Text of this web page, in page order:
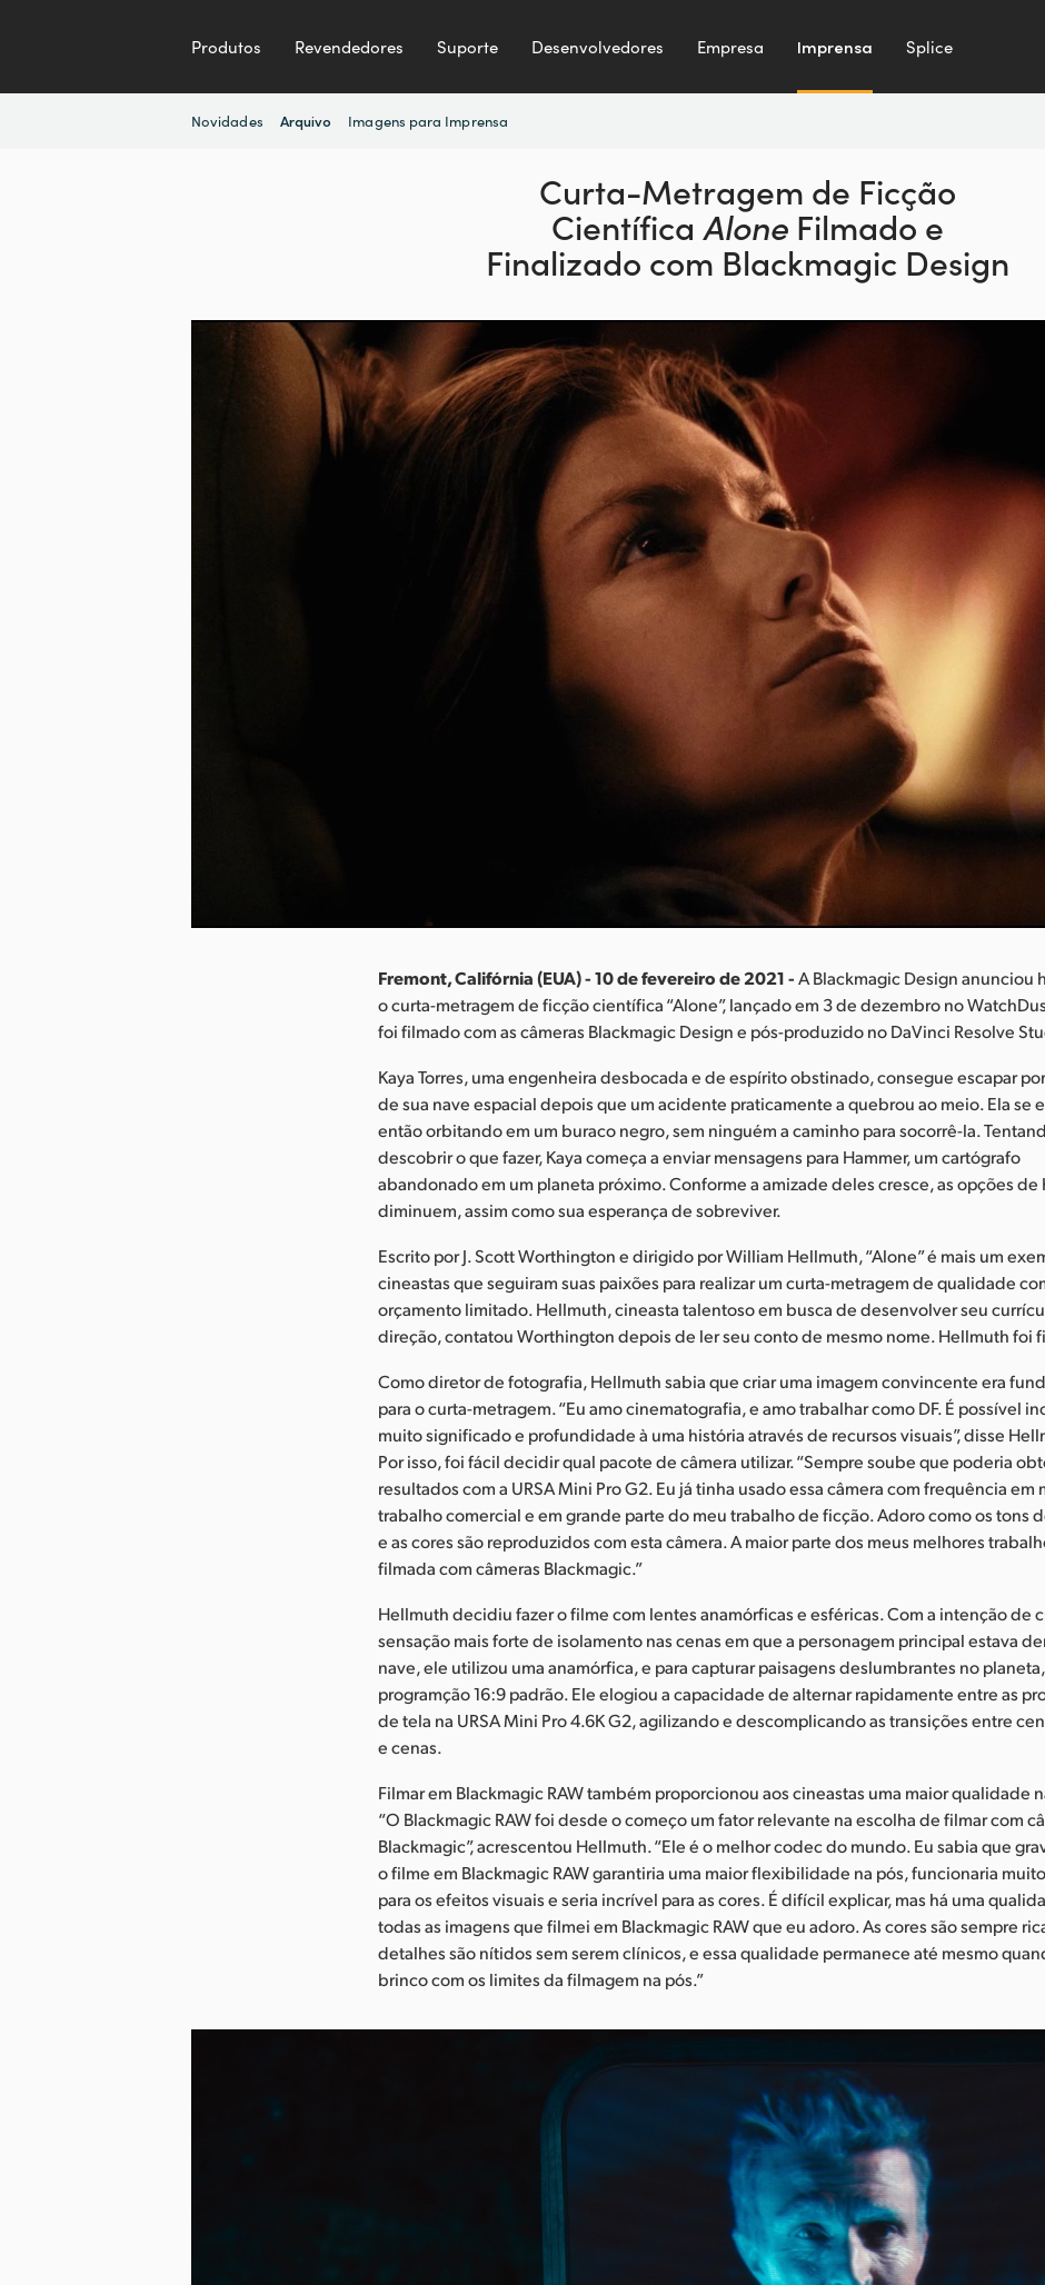
Produtos Revendedores Suporte Desenvolvedores Empresa Imprensa Splice
Novidades Arquivo Imagens para Imprensa
Curta-Metragem de Ficção
Científica AloneFilmado e
Finalizado com Blackmagic Design
Fremont, Califórnia (EUA) - 10 de fevereiro de 2021 -A Blackmagic Design anunciou
o curta-metragem de ficção científica “Alone”, lançado em 3 de dezembro no
foi filmado com as câmeras Blackmagic Design e pós-produzido no DaVinci Resolve
Kaya Torres, uma engenheira desbocada e de espírito obstinado, consegue escapar
de sua nave espacial depois que um acidente praticamente a quebrou ao meio. Ela se
então orbitando em um buraco negro, sem ninguém a caminho para socorrê-la.
descobrir o que fazer, Kaya começa a enviar mensagens para Hammer, um cartógrafo
abandonado em um planeta próximo. Conforme a amizade deles cresce, as opções de
diminuem, assim como sua esperança de sobreviver.
Escrito por J. Scott Worthington e dirigido por William Hellmuth, “Alone” é mais um
cineastas que seguiram suas paixões para realizar um curta-metragem de qualidade
orçamento limitado. Hellmuth, cineasta talentoso em busca de desenvolver seu
direção, contatou Worthington depois de ler seu conto de mesmo nome. Hellmuth foi
Como diretor de fotografia, Hellmuth sabia que criar uma imagem convincente era
para o curta-metragem. “Eu amo cinematografia, e amo trabalhar como DF. É possível
muito significado e profundidade à uma história através de recursos visuais”, disse
Por isso, foi fácil decidir qual pacote de câmera utilizar. “Sempre soube que poderia
resultados com a URSA Mini Pro G2. Eu já tinha usado essa câmera com frequência em
trabalho comercial e em grande parte do meu trabalho de ficção. Adoro como os tons
e as cores são reproduzidos com esta câmera. A maior parte dos meus melhores
filmada com câmeras Blackmagic.”
Hellmuth decidiu fazer o filme com lentes anamórficas e esféricas. Com a intenção de
sensação mais forte de isolamento nas cenas em que a personagem principal estava
nave, ele utilizou uma anamórfica, e para capturar paisagens deslumbrantes no
programção 16:9 padrão. Ele elogiou a capacidade de alternar rapidamente entre as
de tela na URSA Mini Pro 4.6K G2, agilizando e descomplicando as transições entre
e cenas.
Filmar em Blackmagic RAW também proporcionou aos cineastas uma maior qualidade
“O Blackmagic RAW foi desde o começo um fator relevante na escolha de filmar com
Blackmagic”, acrescentou Hellmuth. “Ele é o melhor codec do mundo. Eu sabia que
o filme em Blackmagic RAW garantiria uma maior flexibilidade na pós, funcionaria
para os efeitos visuais e seria incrível para as cores. É difícil explicar, mas há uma
todas as imagens que filmei em Blackmagic RAW que eu adoro. As cores são sempre
detalhes são nítidos sem serem clínicos, e essa qualidade permanece até mesmo
brinco com os limites da filmagem na pós.”